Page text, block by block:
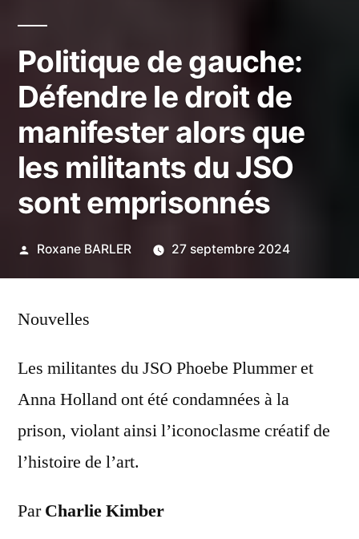
Politique de gauche:
Défendre le droit de
manifester alors que
les militants du JSO
sont emprisonnés
Publié
Roxane BARLER 27 septembre 2024
Nouvelles
Les militantes du JSO Phoebe Plummer et
Anna Holland ont été condamnées à la
prison, violant ainsi l’iconoclasme créatif de
l’histoire de l’art.
ParCharlie Kimber